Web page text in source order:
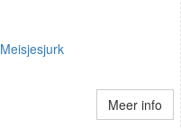
Meisjesjurk
Meer info